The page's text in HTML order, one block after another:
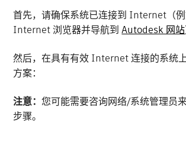
首先，请确保系统已连接到 Internet（
Internet 浏览器并导航到Autodesk 网站
然后，在具有有效 Internet 连接的系统
方案：
注意：您可能需要咨询网络/系统管理员
步骤。